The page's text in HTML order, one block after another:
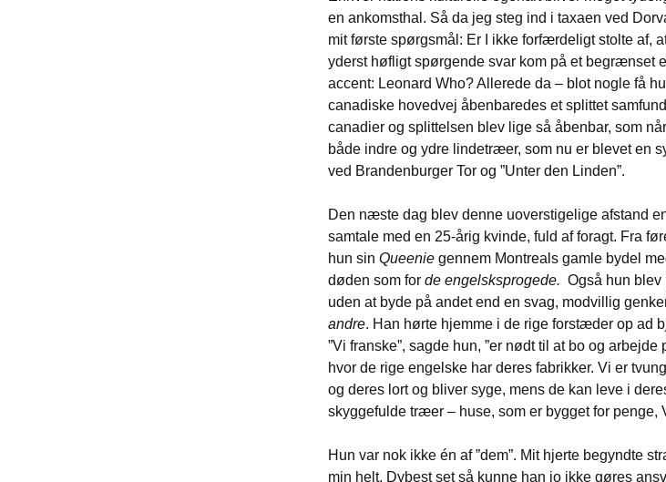
en ankomsthal. Så da jeg steg ind i taxaen ved
mit første spørgsmål: Er I ikke forfærdeligt stolte af,
yderst høfligt spørgende svar kom på et begrænset
accent: Leonard Who? Allerede da – blot nogle få
canadiske hovedvej åbenbaredes et splittet
canadier og splittelsen blev lige så åbenbar, som
både indre og ydre lindetræer, som nu er blevet en
ved Brandenburger Tor og ”Unter den Linden”.
Den næste dag blev denne uoverstigelige afstand
samtale med en 25-årig kvinde, fuld af foragt. Fra
hun sin Queeniegennem Montreals gamle bydel
døden som for de engelsksprogede. Også hun
uden at byde på andet end en svag, modvillig
andre. Han hørte hjemme i de rige forstæder op ad
”Vi franske”, sagde hun, ”er nødt til at bo og
hvor de rige engelske har deres fabrikker. Vi er
og deres lort og bliver syge, mens de kan leve i
skyggefulde træer – huse, som er bygget for penge,
Hun var nok ikke én af ”dem”. Mit hjerte begyndte
min helt. Dybest set så kunne han jo ikke gøres